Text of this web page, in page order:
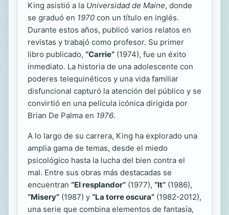
King asistió a la Universidad de Maine, donde
se graduó en 1970 con un título en inglés.
Durante estos años, publicó varios relatos en
revistas y trabajó como profesor. Su primer
libro publicado, “Carrie” (1974), fue un éxito
inmediato. La historia de una adolescente con
poderes telequinéticos y una vida familiar
disfuncional capturó la atención del público y se
convirtió en una película icónica dirigida por
Brian De Palma en 1976.
A lo largo de su carrera, King ha explorado una
amplia gama de temas, desde el miedo
psicológico hasta la lucha del bien contra el
mal. Entre sus obras más destacadas se
encuentran “El resplandor” (1977), “It” (1986),
“Misery” (1987) y “La torre oscura” (1982-2012),
una serie que combina elementos de fantasía,